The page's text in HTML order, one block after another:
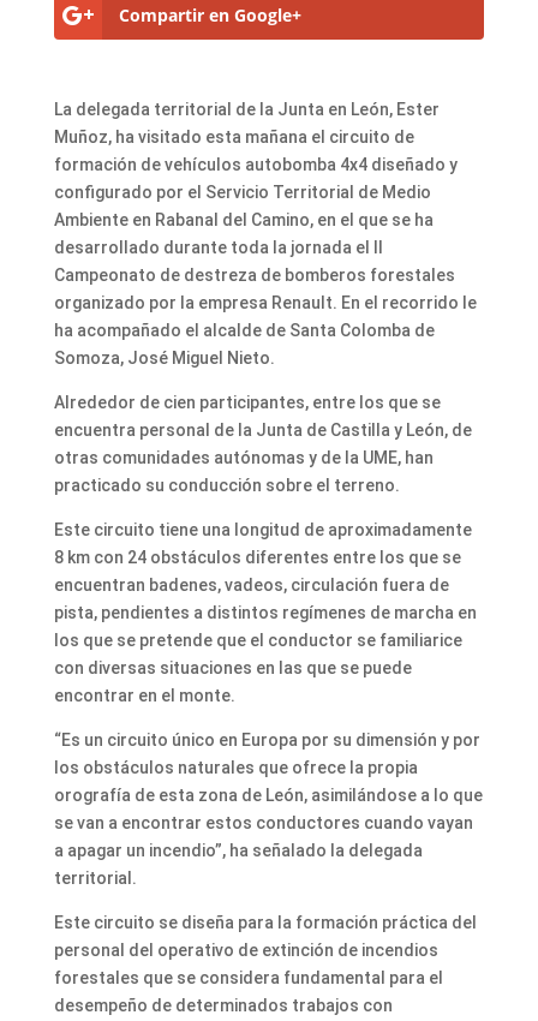
Compartir en Google+
La delegada territorial de la Junta en León, Ester
Muñoz, ha visitado esta mañana el circuito de
formación de vehículos autobomba 4x4 diseñado y
configurado por el Servicio Territorial de Medio
Ambiente en Rabanal del Camino, en el que se ha
desarrollado durante toda la jornada el II
Campeonato de destreza de bomberos forestales
organizado por la empresa Renault. En el recorrido le
ha acompañado el alcalde de Santa Colomba de
Somoza, José Miguel Nieto.
Alrededor de cien participantes, entre los que se
encuentra personal de la Junta de Castilla y León, de
otras comunidades autónomas y de la UME, han
practicado su conducción sobre el terreno.
Este circuito tiene una longitud de aproximadamente
8 km con 24 obstáculos diferentes entre los que se
encuentran badenes, vadeos, circulación fuera de
pista, pendientes a distintos regímenes de marcha en
los que se pretende que el conductor se familiarice
con diversas situaciones en las que se puede
encontrar en el monte.
“Es un circuito único en Europa por su dimensión y por
los obstáculos naturales que ofrece la propia
orografía de esta zona de León, asimilándose a lo que
se van a encontrar estos conductores cuando vayan
a apagar un incendio”, ha señalado la delegada
territorial.
Este circuito se diseña para la formación práctica del
personal del operativo de extinción de incendios
forestales que se considera fundamental para el
desempeño de determinados trabajos con